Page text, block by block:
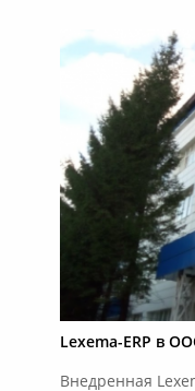
Lexema-ERP в
Внедренная